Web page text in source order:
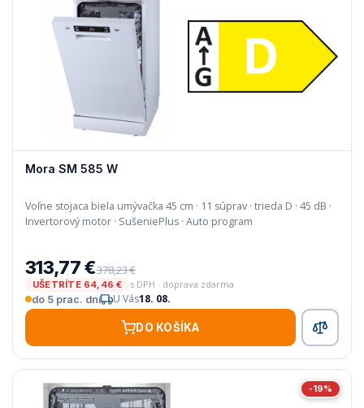
Mora SM 585 W
Voľne stojaca biela umývačka 45 cm · 11 súprav · trieda D · 45 dB ·
Invertorový motor · SušeniePlus · Auto program
313,77 €378,23 €
UŠETRÍTE 64,46 €
s DPH · doprava zdarma
do 5 prac. dní
U Vás18. 08.
DO KOŠÍKA
-19%